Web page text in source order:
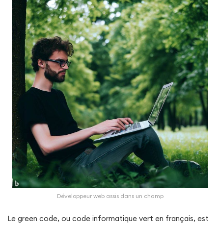
Développeur web assis dans un champ
Le green code, ou code informatique vert en français, est